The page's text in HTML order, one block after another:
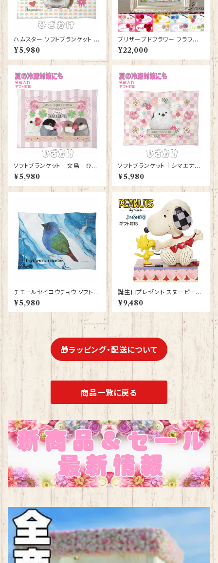
ハムスター ソフトブランケット グ
ッズ ひざかけ 毛布 雑貨 誕生日
プレゼント ギフト【型番 SB-10
007】お花の王冠
¥5,980
プリザーブドフラワー フラワー
ボックス ガラス フレーム ゴール
ド 金 ボックスギフト プレゼント
花束 フラワーアレンジメント フ
祝い 誕生日プレゼント 結婚記
念日 プロポーズ 薔薇 ハート型
【型番 deco-13】
¥22,000
ソフトブランケット｜文鳥 ひざ
かけ 毛布 白文鳥 シルバー文鳥
シナモン文鳥【型番 SB-４００
０】ピンク
¥5,980
ソフトブランケット｜シマエナガ
グッズ ひざかけ 毛布【型番 SB-
116】ピンク しまえなが プレゼ
ント ギフト
¥5,980
チモールセイコウチョウ ソフトブ
ランケット ひざかけ 毛布 グッ
ズ 雑貨 誕生日プレゼント ギフト
【型番 SB-156】
¥5,980
誕生日プレゼント スヌーピー＆
ウッドストック ガーランド JIM
SHORE フィギュア プレゼント
ギフト グッズ お祝い 人形 置物
ジムショア グッズ 結婚祝い 入
籍祝い 還暦祝い お祝い プロポ
ーズ 結婚記念日
¥9,480
🎁ラッピング・配送について
商品一覧に戻る